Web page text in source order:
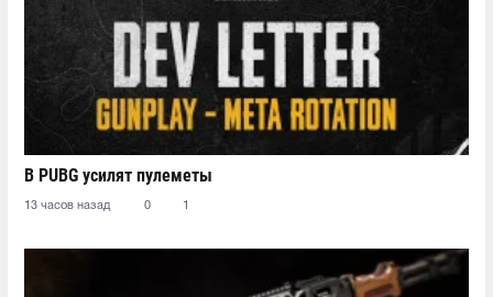
В PUBG усилят пулеметы
13 часов назад 0 1